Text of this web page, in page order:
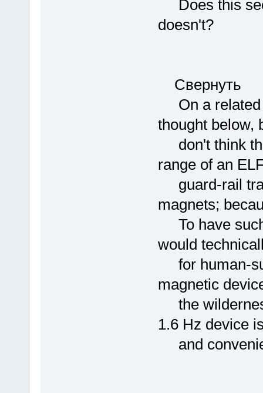
Does this
doesn't?
Свернуть
On a related
thought below,
don't think
range of an
guard-rail
magnets;
To have
would
for human-
magnetic
the
1.6 Hz device
and